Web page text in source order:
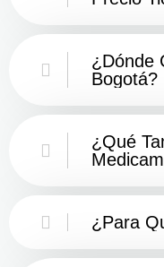
¿Dónde
Bogotá?
¿Qué
¿Para